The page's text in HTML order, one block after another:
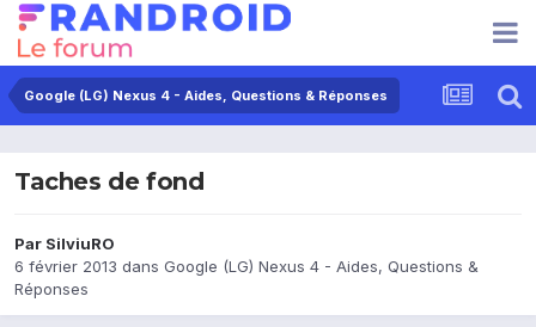
Google (LG) Nexus 4 - Aides, Questions & Réponses
Taches de fond
Par SilviuRO
6 février 2013 dans Google (LG) Nexus 4 - Aides, Questions &
Réponses